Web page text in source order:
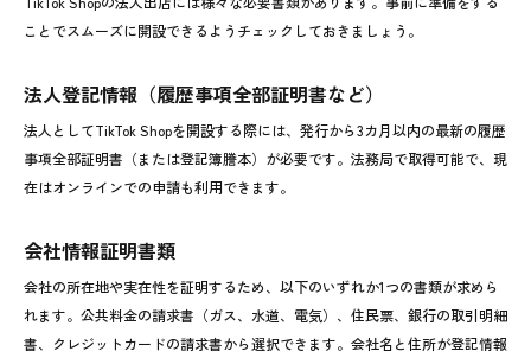
ことでスムーズに開設できるようチェックしておきましょう。
法人登記情報（履歴事項全部証明書など）
法人としてTikTok Shopを開設する際には、発行から3カ月以内の最新の履歴
事項全部証明書（または登記簿謄本）が必要です。法務局で取得可能で、現
在はオンラインでの申請も利用できます。
会社情報証明書類
会社の所在地や実在性を証明するため、以下のいずれか1つの書類が求めら
れます。公共料金の請求書（ガス、水道、電気）、住民票、銀行の取引明細
書、クレジットカードの請求書から選択できます。会社名と住所が登記情報